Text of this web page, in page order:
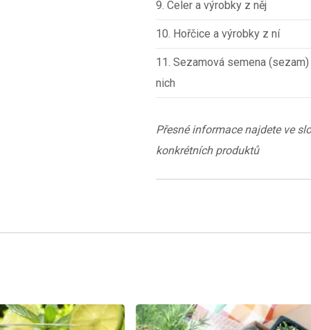
9. Celer a výrobky z něj
10. Hořčice a výrobky z ní
11. Sezamová semena
nich
Přesné informace najdete ve
konkrétních produktů